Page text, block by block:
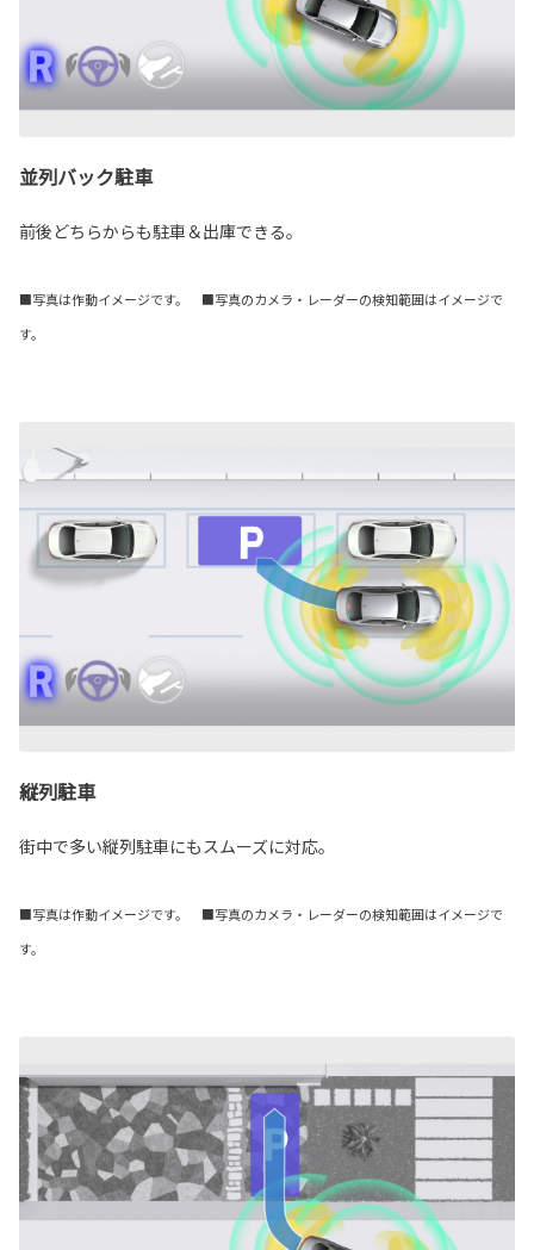
並列バック駐車
前後どちらからも駐車＆出庫できる。
■写真は作動イメージです。 ■写真のカメラ・レーダーの検知範囲はイメージで
す。
縦列駐車
街中で多い縦列駐車にもスムーズに対応。
■写真は作動イメージです。 ■写真のカメラ・レーダーの検知範囲はイメージで
す。